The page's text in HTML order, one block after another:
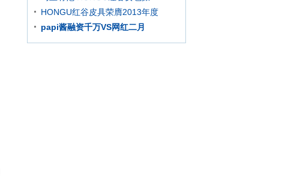
HONGU红谷皮具荣膺2013年度
papi酱融资千万VS网红二月